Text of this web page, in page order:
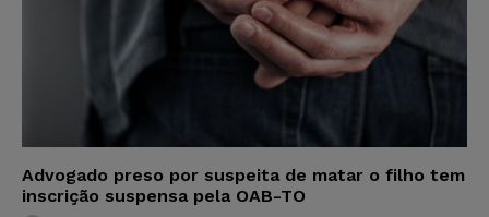
Advogado preso por suspeita de matar o filho tem
inscrição suspensa pela OAB-TO